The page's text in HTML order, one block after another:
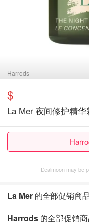
Harrods
$
La Mer 夜间修护精华
Dealmoon may be
La Mer 的全部促销商品
Harrods 的全部促销